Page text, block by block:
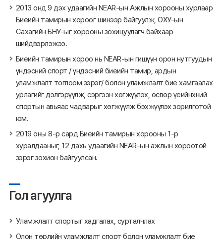
2013 онд 9 дэх удаагийн NEAR-ын Ажлын хорооны хурлаар
Биеийн тамирын хороог шинээр байгуулж, ОХУ-ын
Сахагийн БНУ-ыг хорооны зохицуулагч байхаар
шийдвэрлэжээ.
Биеийн тамирын хороо нь NEAR-ын гишүүн орон нутгуудын
үндэсний спорт / үндэсний биеийн тамир, ардын
уламжлалт тоглоом зэрэг/ болон уламжлалт бие хамгаалах
урлагийг дэлгэрүүлж, сэргээн хөгжүүлэх, өсвөр үеийнхний
спортын авьяас чадварыг хөгжүүлж бэхжүүлэх зорилготой
юм.
2019 оны 8-р сард Биеийн тамирын хорооны 1-р
хуралдааныг, 12 дахь удаагийн NEAR-ын ажлын хороотой
зэрэг зохион байгуулсан.
Гол агуулга
Уламжлалт спортыг хадгалах, сурталчлах
Олон төрлийн уламжлалт спорт болон уламжлалт бие